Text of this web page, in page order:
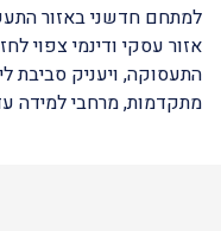
למתחם חדשני באזור
אזור עסקי ודינמי צפוי
התעסוקה, ויעניק סביבת
מתקדמות, מרחבי למידה